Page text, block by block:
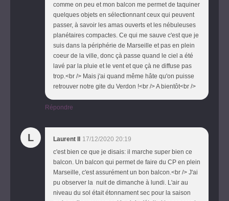
comme on peu et mon balcon me permet de taquiner
quelques objets en sélectionnant ceux qui peuvent
passer, à savoir les amas ouverts et les nébuleuses
planétaires compactes. Ce qui me sauve c'est que je
suis dans la périphérie de Marseille et pas en plein
coeur de la ville, donc çà passe quand le ciel a été
lavé par la pluie et le vent et que çà ne diffuse pas
trop.<br /> Mais j'ai quand même hâte qu'on puisse
retrouver notre gite du Verdon !<br /> A bientôt<br />
Répondre
L Laurent II 17/12/2020 20:19
c'est bien ce que je disais: il marche super bien ce
balcon. Un balcon qui permet de faire du CP en plein
Marseille, c'est assurément un bon balcon.<br /> J'ai
pu observer la nuit de dimanche à lundi. L'air au
niveau du sol était étonnament sec pour la saison